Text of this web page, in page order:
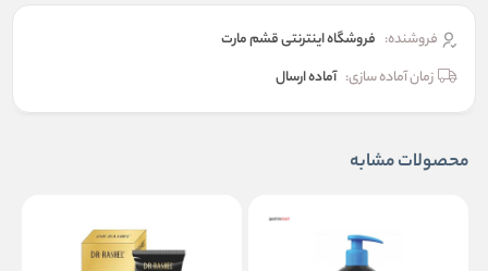
فروشنده: فروشگاه اینترنتی قشم مارت
زمان آماده سازی: آماده ارسال
محصولات مشابه